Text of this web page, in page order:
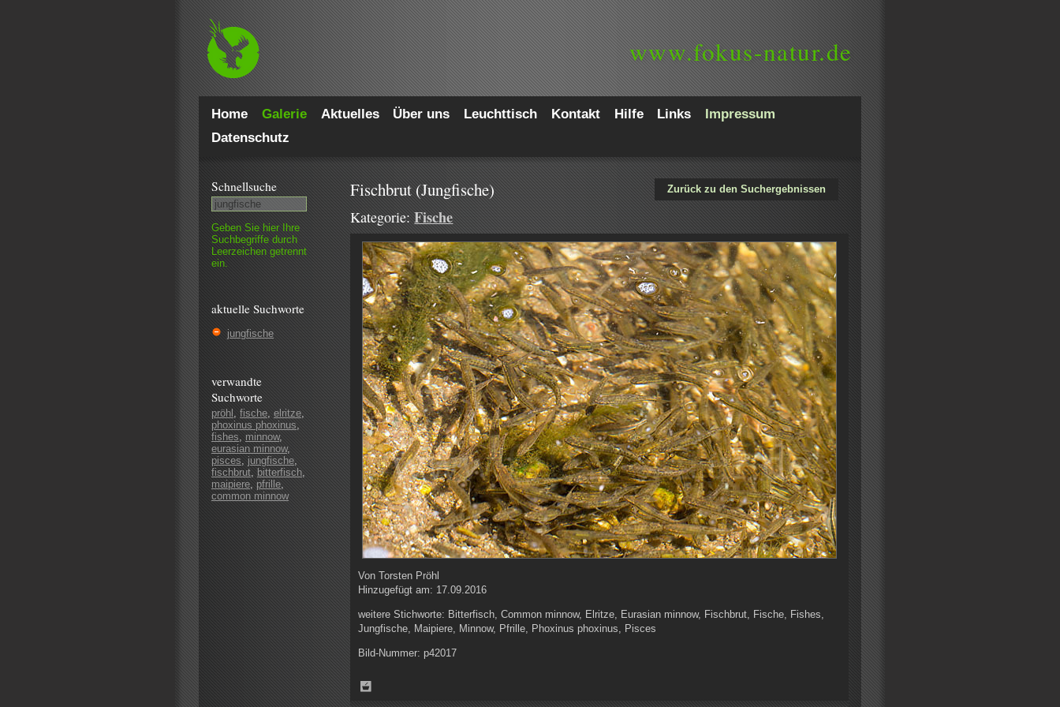
www.fokus-natur.de
Home Galerie Aktuelles Über uns Leuchttisch Kontakt Hilfe Links
Impressum
Datenschutz
Schnell­suche
Geben Sie hier Ihre
Such­begriffe durch
Leer­zeichen getrennt
ein.
aktuelle Suchworte
jungfische
verwandte
Suchworte
pröhl , fische, elritze,
phoxinus phoxinus,
fishes, minnow,
eurasian minnow,
pisces, jungfische,
fischbrut, bitterfisch,
maipiere, pfrille,
common minnow
Zurück zu den Suchergebnissen
Fischbrut (Jungfische)
Kategorie:Fische
VonTorsten Pröhl
Hinzugefügt am: 17.09.2016
weitere Stichworte: Bitterfisch, Common minnow, Elritze, Eurasian minnow, Fischbrut, Fische, Fishes,
Jungfische, Maipiere, Minnow, Pfrille, Phoxinus phoxinus, Pisces
Bild-Nummer: p42017